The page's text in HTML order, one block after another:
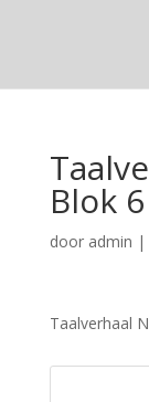
Blok
door admin |
Taalverhaal